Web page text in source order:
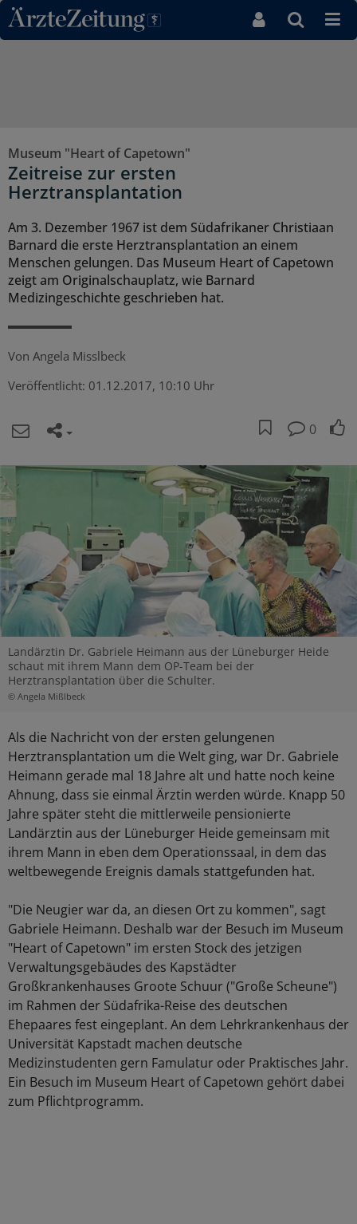
Direkt zum Inhaltsbereich
Museum "Heart of Capetown"
Zeitreise zur ersten
Herztransplantation
Am 3. Dezember 1967 ist dem Südafrikaner Christiaan
Barnard die erste Herztransplantation an einem
Menschen gelungen. Das Museum Heart of Capetown
zeigt am Originalschauplatz, wie Barnard
Medizingeschichte geschrieben hat.
Von Angela Misslbeck
Veröffentlicht: 01.12.2017, 10:10 Uhr
0
Landärztin Dr. Gabriele Heimann aus der Lüneburger Heide
schaut mit ihrem Mann dem OP-Team bei der
Herztransplantation über die Schulter.
© Angela Mißlbeck
Als die Nachricht von der ersten gelungenen
Herztransplantation um die Welt ging, war Dr. Gabriele
Heimann gerade mal 18 Jahre alt und hatte noch keine
Ahnung, dass sie einmal Ärztin werden würde. Knapp 50
Jahre später steht die mittlerweile pensionierte
Landärztin aus der Lüneburger Heide gemeinsam mit
ihrem Mann in eben dem Operationssaal, in dem das
weltbewegende Ereignis damals stattgefunden hat.
"Die Neugier war da, an diesen Ort zu kommen", sagt
Gabriele Heimann. Deshalb war der Besuch im Museum
"Heart of Capetown" im ersten Stock des jetzigen
Verwaltungsgebäudes des Kapstädter
Großkrankenhauses Groote Schuur ("Große Scheune")
im Rahmen der Südafrika-Reise des deutschen
Ehepaares fest eingeplant. An dem Lehrkrankenhaus der
Universität Kapstadt machen deutsche
Medizinstudenten gern Famulatur oder Praktisches Jahr.
Ein Besuch im Museum Heart of Capetown gehört dabei
zum Pflichtprogramm.